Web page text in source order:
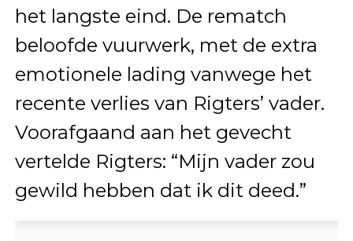
het langste eind. De rematch
beloofde vuurwerk, met de extra
emotionele lading vanwege het
recente verlies van Rigters’ vader.
Voorafgaand aan het gevecht
vertelde Rigters: “Mijn vader zou
gewild hebben dat ik dit deed.”